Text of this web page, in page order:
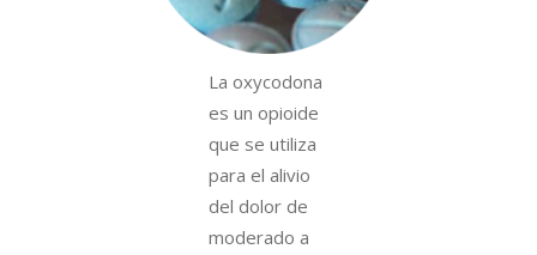
La oxycodona
es un opioide
que se utiliza
para el alivio
del dolor de
moderado a